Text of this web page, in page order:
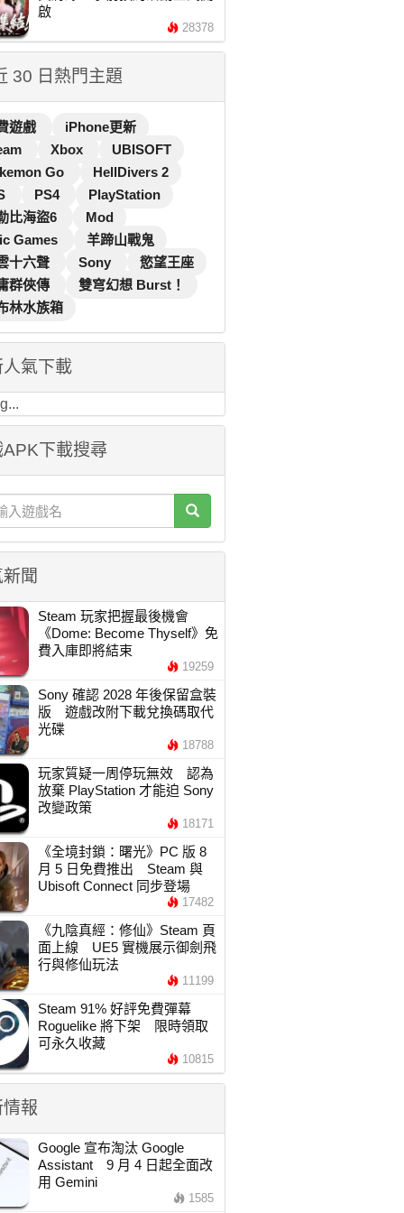
啟
28378
30 日熱門主題
遊戲
iPhone更新
Xbox
UBISOFT
Go
HellDivers 2
PS4
PlayStation
比海盜6
Mod
Games
羊蹄山戰鬼
十六聲
Sony
慾望王座
群俠傳
雙穹幻想 Burst！
林水族箱
氣下載
下載搜尋
聞
Steam 玩家把握最後機會
《Dome: Become Thyself》免
費入庫即將結束
19259
Sony 確認 2028 年後保留盒裝
版 遊戲改附下載兌換碼取代
光碟
18788
玩家質疑一周停玩無效 認為
放棄 PlayStation 才能迫 Sony
改變政策
18171
《全境封鎖：曙光》PC 版 8
月 5 日免費推出 Steam 與
Ubisoft Connect 同步登場
17482
《九陰真經：修仙》Steam 頁
面上線 UE5 實機展示御劍飛
行與修仙玩法
11199
Steam 91% 好評免費彈幕
Roguelike 將下架 限時領取
可永久收藏
10815
報
Google 宣布淘汰 Google
Assistant 9 月 4 日起全面改
用 Gemini
1585